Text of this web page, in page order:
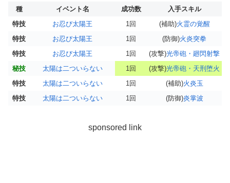
種 イベント名 成功数
入手スキル
特技
お忍び太陽王 1回 (補助)火霊の覚醒
特技
お忍び太陽王 1回 (防御)火炎突拳
特技
お忍び太陽王 1回 (攻撃)光帝砲・廻閃射撃
秘技
太陽は二ついらない 1回 (攻撃)光帝砲・天刑堕火
特技
太陽は二ついらない 1回 (補助)火炎玉
特技
太陽は二ついらない 1回 (防御)炎掌波
sponsored link